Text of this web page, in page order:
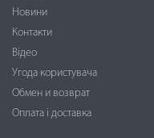
Новини
Контакти
Відео
Угода користувача
Обмен и возврат
Оплата і доставка